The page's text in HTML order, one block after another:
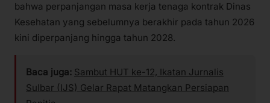
bahwa perpanjangan masa kerja tenaga kontrak Dinas
Kesehatan yang sebelumnya berakhir pada tahun 2026
kini diperpanjang hingga tahun 2028.
Baca juga: Sambut HUT ke-12, Ikatan Jurnalis
Sulbar (IJS) Gelar Rapat Matangkan Persiapan